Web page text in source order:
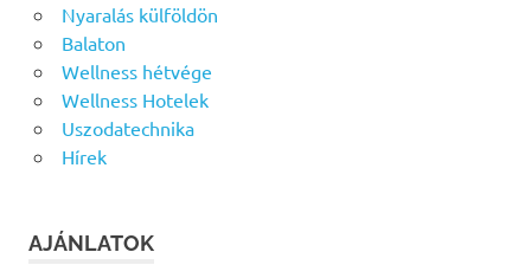
Nyaralás külföldön
Balaton
Wellness hétvége
Wellness Hotelek
Uszodatechnika
Hírek
AJÁNLATOK